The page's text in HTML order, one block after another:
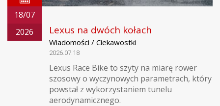
18/07
2026
Lexus na dwóch kołach
Wiadomości / Ciekawostki
2026.07.18
Lexus Race Bike to szyty na miarę rower
szosowy o wyczynowych parametrach, który
powstał z wykorzystaniem tunelu
aerodynamicznego.